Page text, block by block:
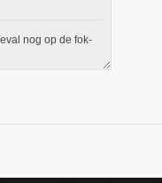
nog op de fok-